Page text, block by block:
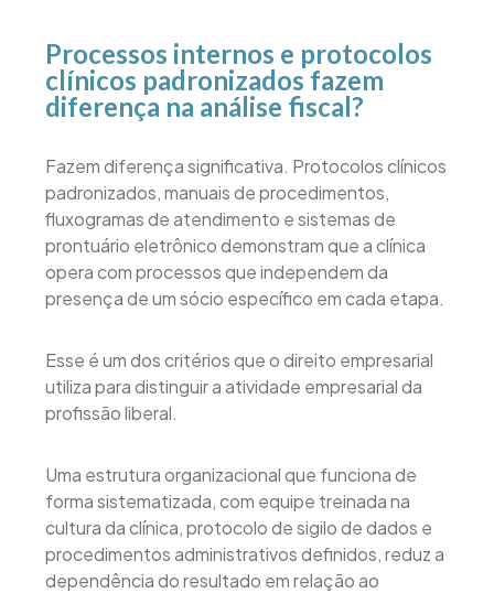
Processos internos e protocolos
clínicos padronizados fazem
diferença na análise fiscal?
Fazem diferença significativa. Protocolos clínicos
padronizados, manuais de procedimentos,
fluxogramas de atendimento e sistemas de
prontuário eletrônico demonstram que a clínica
opera com processos que independem da
presença de um sócio específico em cada etapa.
Esse é um dos critérios que o direito empresarial
utiliza para distinguir a atividade empresarial da
profissão liberal.
Uma estrutura organizacional que funciona de
forma sistematizada, com equipe treinada na
cultura da clínica, protocolo de sigilo de dados e
procedimentos administrativos definidos, reduz a
dependência do resultado em relação ao